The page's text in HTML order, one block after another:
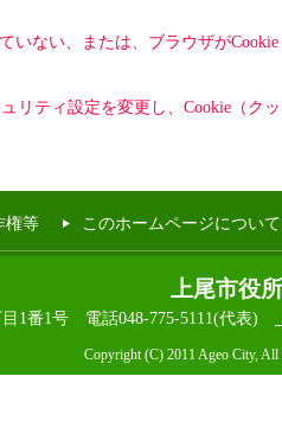
いない、または、ブラウザが
ティ設定を変更し、Cookie（ク
権等 このホームページについて
上尾市役所
1番1号 電話048-775-5111(代表)
Copyright (C) 2011 Ageo City, All